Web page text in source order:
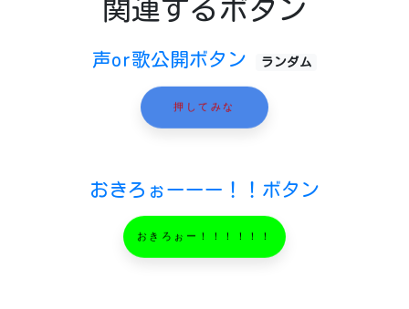
関連するボタン
声or歌公開ボタン ランダム
押してみな
おきろぉーーー！！ボタン
おきろぉー！！！！！！